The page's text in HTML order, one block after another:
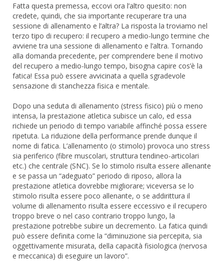
Fatta questa premessa, eccovi ora l’altro quesito: non
credete, quindi, che sia importante recuperare tra una
sessione di allenamento e l’altra? La risposta la troviamo nel
terzo tipo di recupero: il recupero a medio-lungo termine che
avviene tra una sessione di allenamento e l’altra. Tornando
alla domanda precedente, per comprendere bene il motivo
del recupero a medio-lungo tempo, bisogna capire cos’è la
fatica! Essa può essere avvicinata a quella sgradevole
sensazione di stanchezza fisica e mentale.
Dopo una seduta di allenamento (stress fisico) più o meno
intensa, la prestazione atletica subisce un calo, ed essa
richiede un periodo di tempo variabile affinché possa essere
ripetuta. La riduzione della performance prende dunque il
nome di fatica. L’allenamento (o stimolo) provoca uno stress
sia periferico (fibre muscolari, struttura tendineo-articolari
etc.) che centrale (SNC). Se lo stimolo risulta essere allenante
e se passa un “adeguato” periodo di riposo, allora la
prestazione atletica dovrebbe migliorare; viceversa se lo
stimolo risulta essere poco allenante, o se addirittura il
volume di allenamento risulta essere eccessivo e il recupero
troppo breve o nel caso contrario troppo lungo, la
prestazione potrebbe subire un decremento. La fatica quindi
può essere definita come la “diminuzione sia percepita, sia
oggettivamente misurata, della capacità fisiologica (nervosa
e meccanica) di eseguire un lavoro”.